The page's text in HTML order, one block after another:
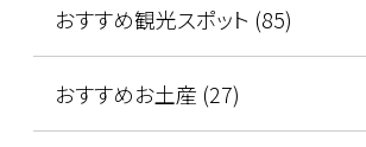
おすすめ観光スポット (85)
おすすめお土産 (27)